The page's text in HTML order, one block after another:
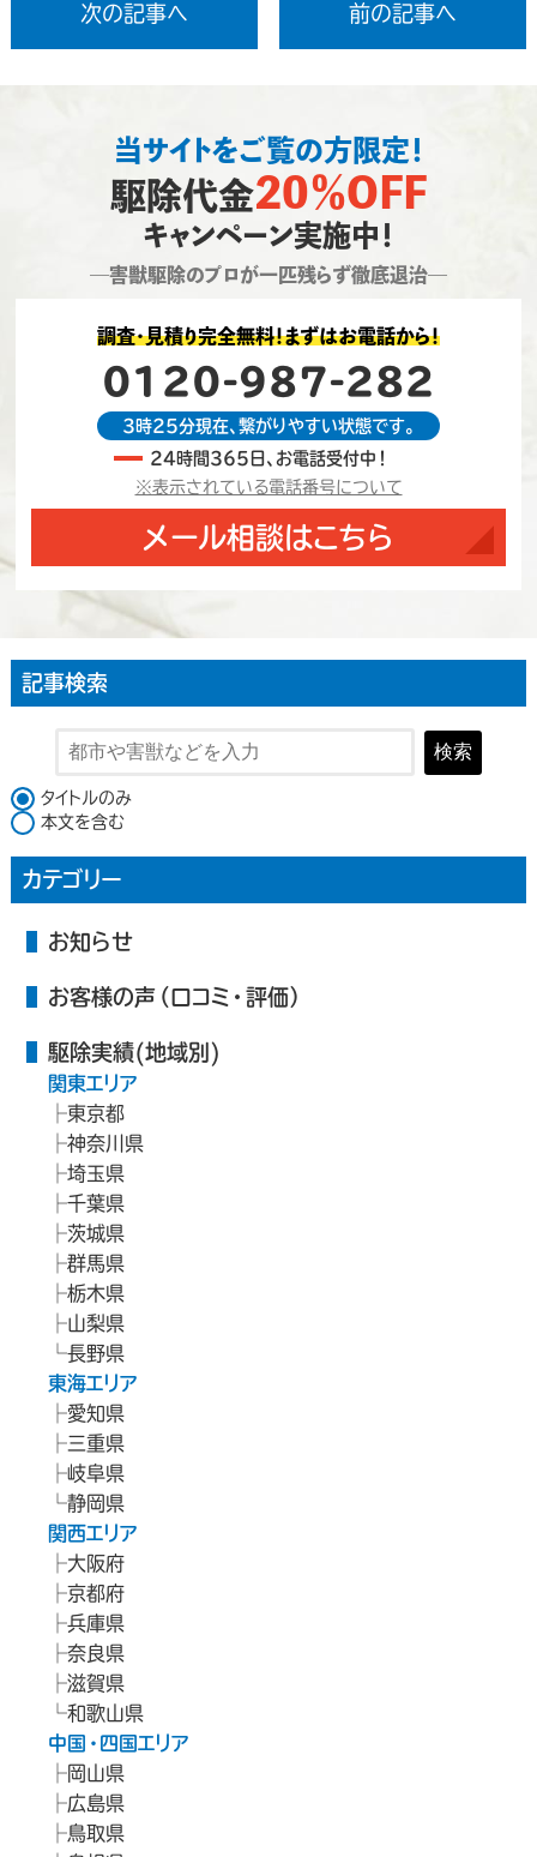
次の記事へ 前の記事へ
当サイトをご覧の方限定！
駆除代金20％OFF
キャンペーン実施中！
―害獣駆除のプロが一匹残らず徹底退治―
調査・見積り完全無料！まずはお電話から！
0120-987-282
3時25分現在、繋がりやすい状態です。
24時間365日、お電話受付中！
※表示されている電話番号について
メール相談はこちら
記事検索
検索
検索対象
タイトルのみ
本文を含む
カテゴリー
お知らせ
お客様の声（口コミ・評価）
駆除実績(地域別)
関東エリア
東京都
神奈川県
埼玉県
千葉県
茨城県
群馬県
栃木県
山梨県
長野県
東海エリア
愛知県
三重県
岐阜県
静岡県
関西エリア
大阪府
京都府
兵庫県
奈良県
滋賀県
和歌山県
中国・四国エリア
岡山県
広島県
鳥取県